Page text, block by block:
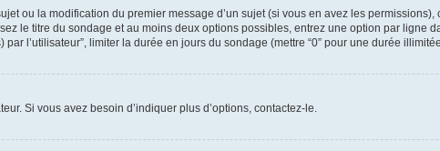
ou la modification du premier message d’un sujet (si vous en avez les permissions),
le titre du sondage et au moins deux options possibles, entrez une option par ligne
l’utilisateur”, limiter la durée en jours du sondage (mettre “0” pour une durée
Si vous avez besoin d’indiquer plus d’options, contactez-le.